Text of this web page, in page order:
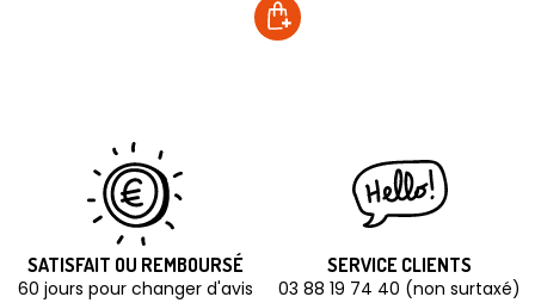
SATISFAIT OU REMBOURSÉ
60 jours pour changer d'avis
SERVICE CLIENTS
03 88 19 74 40 (non surtaxé)